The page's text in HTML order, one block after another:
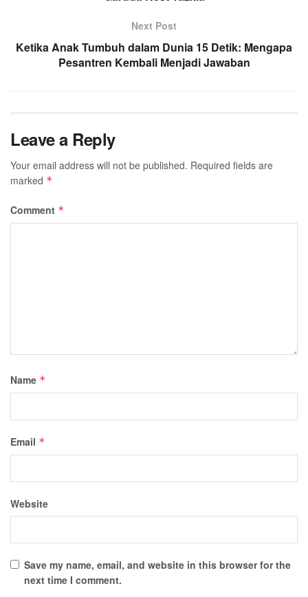
Next Post
Ketika Anak Tumbuh dalam Dunia 15 Detik: Mengapa
Pesantren Kembali Menjadi Jawaban
Leave a Reply
Your email address will not be published. Required fields are
marked *
Comment *
Name *
Email *
Website
Save my name, email, and website in this browser for the
next time I comment.